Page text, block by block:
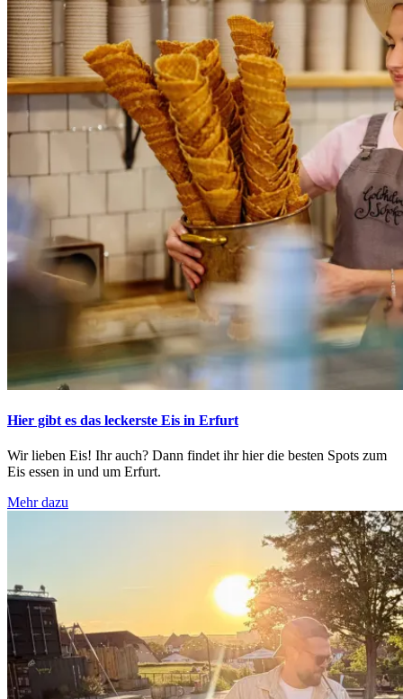
Hier gibt es das leckerste Eis in Erfurt
Wir lieben Eis! Ihr auch? Dann findet ihr hier die besten Spots zum
Eis essen in und um Erfurt.
Mehr dazu